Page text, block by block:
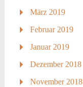
März 2019
Februar 2019
Januar 2019
Dezember 2018
November 2018